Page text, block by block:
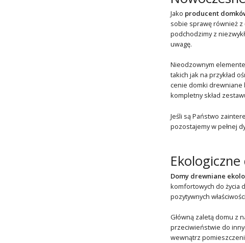
Jako producent
sobie sprawę również z
podchodzimy z
uwagę.
Nieodzownym
takich jak na przykład
cenie domki drewniane
kompletny skład
Jeśli są Państwo
pozostajemy w pełnej
Domy drewniane
komfortowych do życia
pozytywnych
Główną zaletą domu z
przeciwieństwie do
wewnątrz